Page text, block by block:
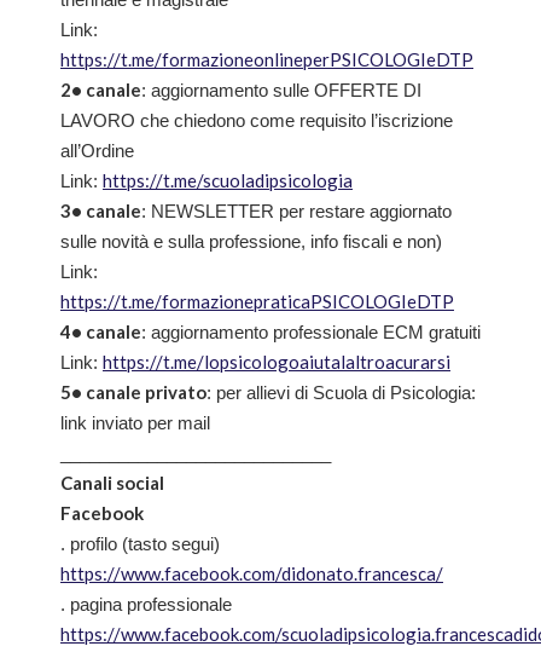
Link:
https://t.me/formazioneonlineperPSICOLOGIeDTP
2• canale: aggiornamento sulle OFFERTE DI
LAVORO che chiedono come requisito l’iscrizione
all’Ordine
Link: https://t.me/scuoladipsicologia
3• canale: NEWSLETTER per restare aggiornato
sulle novità e sulla professione, info fiscali e non)
Link:
https://t.me/formazionepraticaPSICOLOGIeDTP
4• canale: aggiornamento professionale ECM gratuiti
Link: https://t.me/lopsicologoaiutalaltroacurarsi
5• canale privato: per allievi di Scuola di Psicologia:
link inviato per mail
Canali social
Facebook
. profilo (tasto segui)
https://www.facebook.com/didonato.francesca/
. pagina professionale
https://www.facebook.com/